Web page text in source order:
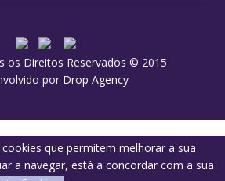
os Direitos Reservados © 2015
por Drop Agency
que permitem melhorar a sua
a navegar, está a concordar com a sua